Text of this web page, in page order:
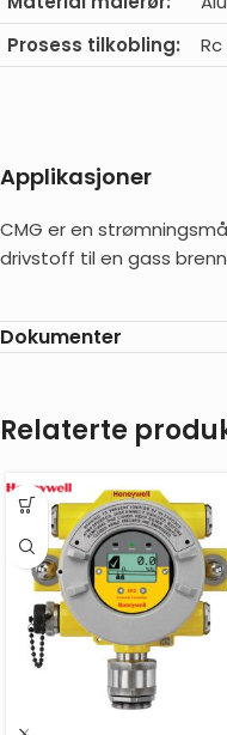
Prosess tilkobling:
Applikasjoner
CMG er en
drivstoff til en gass
Dokumenter
Relaterte